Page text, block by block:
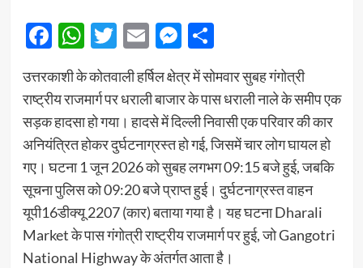
Facebook
WhatsApp
Twitter
EmailMessenger
Share
उत्तरकाशी के कोतवाली हर्षिल क्षेत्र में सोमवार सुबह गंगोत्री
राष्ट्रीय राजमार्ग पर धराली बाजार के पास धराली नाले के समीप एक
सड़क हादसा हो गया। हादसे में दिल्ली निवासी एक परिवार की कार
अनियंत्रित होकर दुर्घटनाग्रस्त हो गई, जिसमें चार लोग घायल हो
गए। घटना 1 जून 2026 को सुबह लगभग 09:15 बजे हुई, जबकि
सूचना पुलिस को 09:20 बजे प्राप्त हुई। दुर्घटनाग्रस्त वाहन
यूपी16डीक्यू 2207 (कार) बताया गया है। यह घटनाDharali
Marketके पास गंगोत्री राष्ट्रीय राजमार्ग पर हुई, जोGangotri
National Highwayके अंतर्गत आता है।